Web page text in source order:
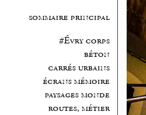
sommaire principal
#Évry corps
béton
carrés urbains
écrans mémoire
paysages monde
routes, métier